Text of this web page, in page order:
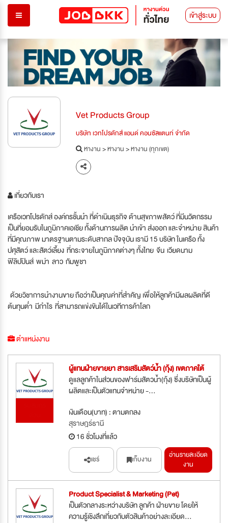
เข้าสู่ระบบ
Vet Products Group
บริษัท เวทโปรดักส์ แอนด์ คอนซัลแตนท์ จำกัด
หางาน>หางาน>หางาน (ทุกเขต)
เกี่ยวกับเรา
เครือเวทโปรดักส์ องค์กรชั้นนำ ที่ดำเนินธุรกิจ ด้านสุขภาพสัตว์ ที่มีนวัตกรรม
เป็นที่ยอมรับในภูมิภาคเอเชีย ทั้งด้านการผลิต นำเข้า ส่งออก และจำหน่าย สินค้า
ที่มีคุณภาพ มาตรฐานตามระดับสากล ปัจจุบัน เรามี 15 บริษัท ในเครือ ทั้ง
ปศุสัตว์ และสัตว์เลี้ยง ที่กระจายในภูมิภาคต่างๆ ทั้งไทย จีน เวียดนาม
ฟิลิปปินส์ พม่า ลาว กัมพูชา
ด้วยวิชาการนำงานขาย ถือว่าเป็นคุณค่าที่สำคัญ เพื่อให้ลูกค้ามีผลผลิตที่ดี
ต้นทุนต่ำ มีกำไร ที่สามารถแข่งขันได้ในเวทีการค้าโลก
ตำแหน่งงาน
ผู้แทนฝ่ายขายยา สารเสริมสัตว์น้ำ (กุ้ง) เขตภาคใต้
ดูแลลูกค้าในส่วนของฟาร์มสัตวน้ำ(กุ้ง) ซึ่งบริษัทเป็นผู้
ผลิตและเป็นตัวแทนจำหน่าย -...
เงินเดือน(บาท) : ตามตกลง
สุราษฎร์ธานี
16 ชั่วโมงที่แล้ว
แชร์ เก็บงาน
อ่านรายละเอียด
งาน
Product Specialist & Marketing (Pet)
เป็นตัวกลางระหว่างบริษัท ลูกค้า ฝ่ายขาย โดยให้
ความรู้เชิงลึกเกี่ยวกับตัวสินค้าอย่างละเอียด...